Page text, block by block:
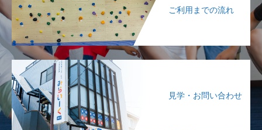
ご利用までの流れ
見学・お問い合わせ